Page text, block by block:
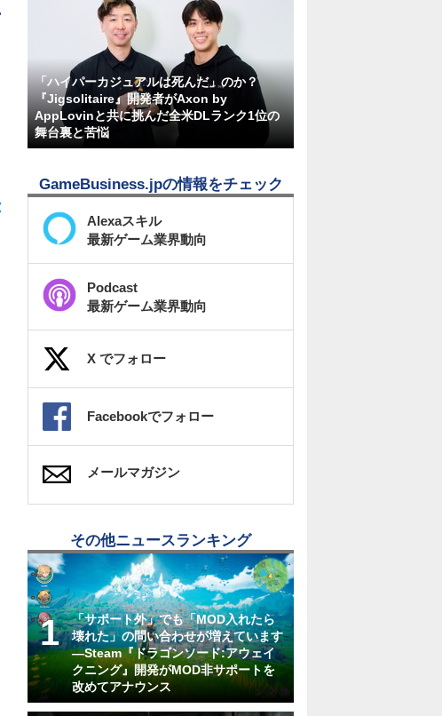
「ハイパーカジュアルは死んだ」のか？
『Jigsolitaire』開発者がAxon by
AppLovinと共に挑んだ全米DLランク1位の
舞台裏と苦悩
GameBusiness.jpの情報をチェック
Alexaスキル
最新ゲーム業界動向
Podcast
最新ゲーム業界動向
X でフォロー
Facebookでフォロー
メールマガジン
その他ニュースランキング
「サポート外」でも「MOD入れたら
壊れた」の問い合わせが増えています
―Steam『ドラゴンソード:アウェイ
クニング』開発がMOD非サポートを
改めてアナウンス